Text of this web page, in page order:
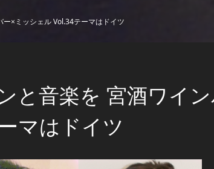
×ミッシェル Vol.34テーマはドイツ
と音楽を 宮酒ワイ
マはドイツ